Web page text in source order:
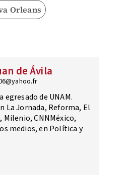
Orleans
de Ávila
egresado de UNAM.
La Jornada, Reforma, El
Milenio, CNNMéxico,
medios, en Política y